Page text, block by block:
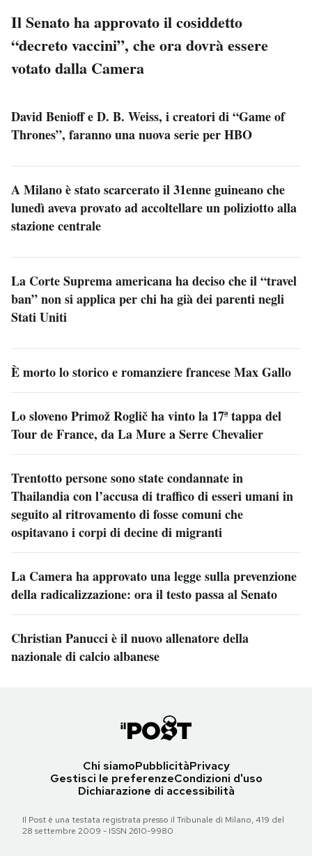
Il Senato ha approvato il cosiddetto
“decreto vaccini”, che ora dovrà essere
votato dalla Camera
David Benioff e D. B. Weiss, i creatori di “Game of
Thrones”, faranno una nuova serie per HBO
A Milano è stato scarcerato il 31enne guineano che
lunedì aveva provato ad accoltellare un poliziotto alla
stazione centrale
La Corte Suprema americana ha deciso che il “travel
ban” non si applica per chi ha già dei parenti negli
Stati Uniti
È morto lo storico e romanziere francese Max Gallo
Lo sloveno Primož Roglič ha vinto la 17ª tappa del
Tour de France, da La Mure a Serre Chevalier
Trentotto persone sono state condannate in
Thailandia con l’accusa di traffico di esseri umani in
seguito al ritrovamento di fosse comuni che
ospitavano i corpi di decine di migranti
La Camera ha approvato una legge sulla prevenzione
della radicalizzazione: ora il testo passa al Senato
Christian Panucci è il nuovo allenatore della
nazionale di calcio albanese
Chi siamoPubblicitàPrivacy
Gestisci le preferenzeCondizioni d'uso
Dichiarazione di accessibilità
Il Post è una testata registrata presso il Tribunale di Milano, 419 del
28 settembre 2009 - ISSN 2610-9980